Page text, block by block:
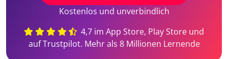
Kostenlos und unverbindlich
4,7 im App Store, Play Store und
auf Trustpilot. Mehr als 8 Millionen Lernende